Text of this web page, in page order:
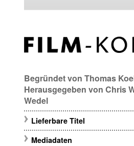
Begründet von Thomas
Herausgegeben von Chris
Wedel
Lieferbare Titel
Mediadaten